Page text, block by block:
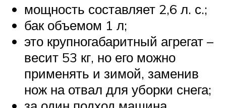
мощность составляет 2,6 л. с.;
бак объемом 1 л;
это крупногабаритный агрегат –
весит 53 кг, но его можно
применять и зимой, заменив
нож на отвал для уборки снега;